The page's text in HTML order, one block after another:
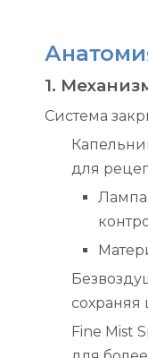
1.
Система
для
Лампа
сохраняя
Fine Mist